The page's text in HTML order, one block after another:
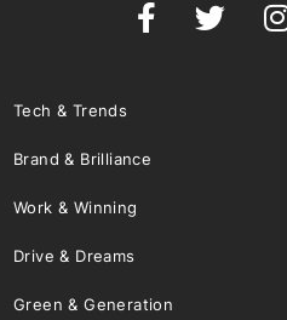
Tech & Trends
Brand & Brilliance
Work & Winning
Drive & Dreams
Green & Generation